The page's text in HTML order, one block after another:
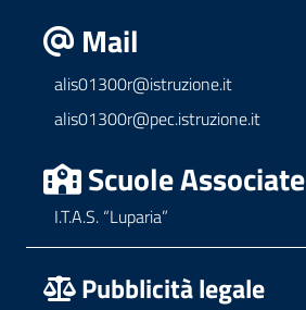
Mail
alis01300r@istruzione.it
alis01300r@pec.istruzione.it
Scuole Associate
I.T.A.S. “Luparia”
Pubblicità legale